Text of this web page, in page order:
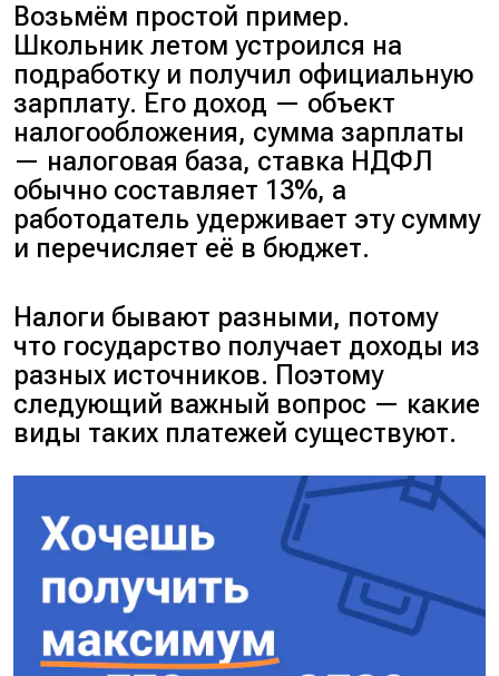
Возьмём простой пример.
Школьник летом устроился на
подработку и получил официальную
зарплату. Его доход — объект
налогообложения, сумма зарплаты
— налоговая база, ставка НДФЛ
обычно составляет 13%, а
работодатель удерживает эту сумму
и перечисляет её в бюджет.
Налоги бывают разными, потому
что государство получает доходы из
разных источников. Поэтому
следующий важный вопрос — какие
виды таких платежей существуют.